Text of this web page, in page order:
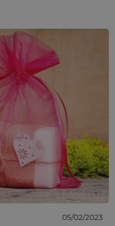
05/02/2023